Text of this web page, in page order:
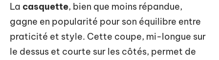
La casquette, bien que moins répandue,
gagne en popularité pour son équilibre entre
praticité et style. Cette coupe, mi-longue sur
le dessus et courte sur les côtés, permet de